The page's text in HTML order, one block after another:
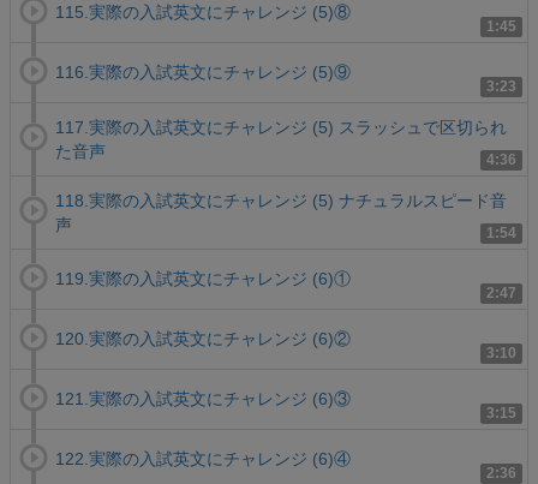
1:45
115.実際の入試英文にチャレンジ (5)⑧
3:23
116.実際の入試英文にチャレンジ (5)⑨
4:36
117.実際の入試英文にチャレンジ (5) スラッシュで区切られ
た音声
1:54
118.実際の入試英文にチャレンジ (5) ナチュラルスピード音
声
2:47
119.実際の入試英文にチャレンジ (6)①
3:10
120.実際の入試英文にチャレンジ (6)②
3:15
121.実際の入試英文にチャレンジ (6)③
2:36
122.実際の入試英文にチャレンジ (6)④